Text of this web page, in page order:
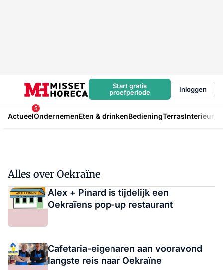
Start gratis
proefperiode
Inloggen
Actueel
5
OndernemenEten & drinkenBedieningTerrasInterieur
Alles over Oekraïne
Alex + Pinard is tijdelijk een
Oekraïens pop-up restaurant
Cafetaria-eigenaren aan vooravond
langste reis naar Oekraïne